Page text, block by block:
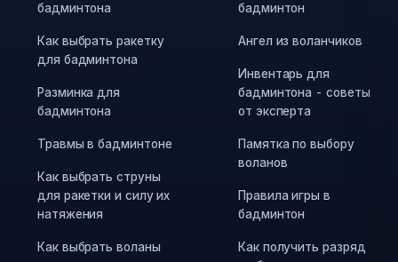
бадминтона
Как выбрать ракетку
для бадминтона
Разминка для
бадминтона
Травмы в бадминтоне
Как выбрать струны
для ракетки и силу их
натяжения
Как выбрать воланы
бадминтон
Ангел из воланчиков
Инвентарь для
бадминтона - советы
от эксперта
Памятка по выбору
воланов
Правила игры в
бадминтон
Как получить разряд